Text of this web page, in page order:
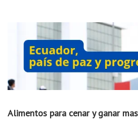
Alimentos para cenar y ganar